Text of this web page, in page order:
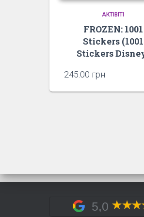
АКТІВІТІ
FROZEN: 1001
Stickers (1001
Stickers
245.00 грн
5,0